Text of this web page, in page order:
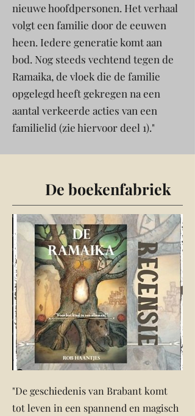
nieuwe hoofdpersonen. Het verhaal
volgt een familie door de eeuwen
heen. Iedere generatie komt aan
bod. Nog steeds vechtend tegen de
Ramaika, de vloek die de familie
opgelegd heeft gekregen na een
aantal verkeerde acties van een
familielid (zie hiervoor deel 1)."
De boekenfabriek
"De geschiedenis van Brabant komt
tot leven in een spannend en magisch